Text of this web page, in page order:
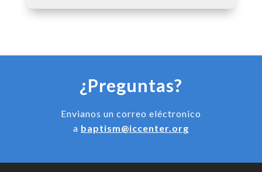
¿Preguntas?
Envianos un correo eléctronico
a baptism@iccenter.org